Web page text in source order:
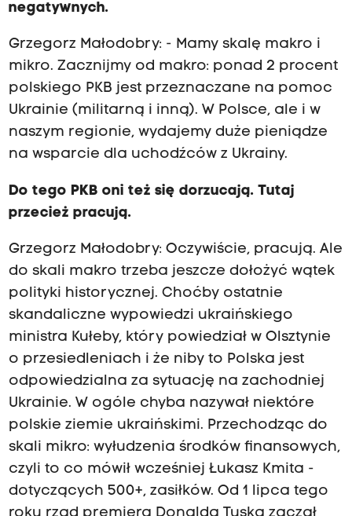
negatywnych.
Grzegorz Małodobry: - Mamy skalę makro i
mikro. Zacznijmy od makro: ponad 2 procent
polskiego PKB jest przeznaczane na pomoc
Ukrainie (militarną i inną). W Polsce, ale i w
naszym regionie, wydajemy duże pieniądze
na wsparcie dla uchodźców z Ukrainy.
Do tego PKB oni też się dorzucają. Tutaj
przecież pracują.
Grzegorz Małodobry: Oczywiście, pracują. Ale
do skali makro trzeba jeszcze dołożyć wątek
polityki historycznej. Choćby ostatnie
skandaliczne wypowiedzi ukraińskiego
ministra Kułeby, który powiedział w Olsztynie
o przesiedleniach i że niby to Polska jest
odpowiedzialna za sytuację na zachodniej
Ukrainie. W ogóle chyba nazywał niektóre
polskie ziemie ukraińskimi. Przechodząc do
skali mikro: wyłudzenia środków finansowych,
czyli to co mówił wcześniej Łukasz Kmita -
dotyczących 500+, zasiłków. Od 1 lipca tego